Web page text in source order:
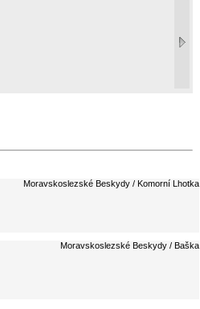
Moravskoslezské Beskydy / Komorní Lhotka
Moravskoslezské Beskydy / Baška